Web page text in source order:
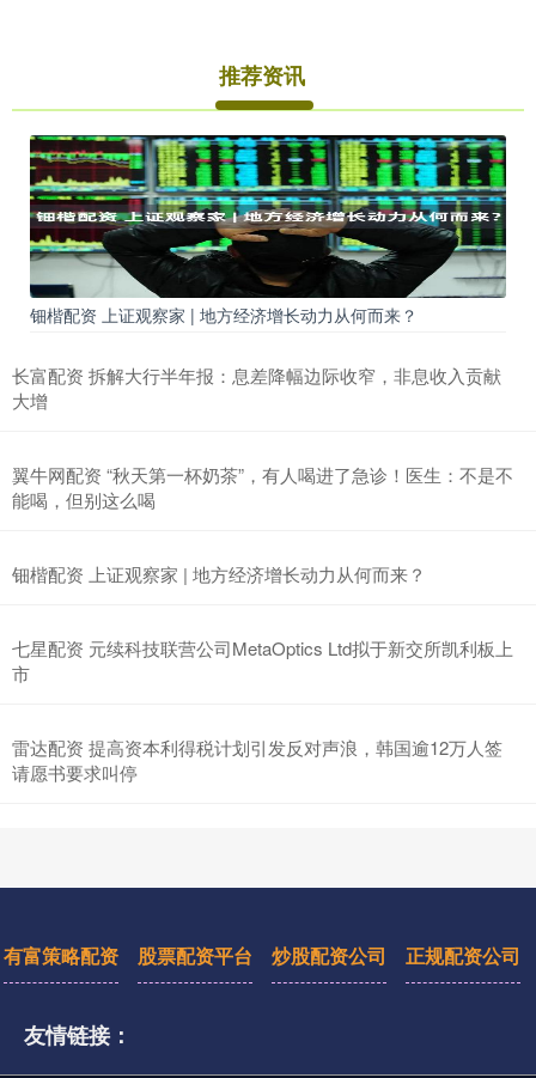
推荐资讯
钿楷配资 上证观察家 | 地方经济增长动力从何而来？
长富配资 拆解大行半年报：息差降幅边际收窄，非息收入贡献
大增
翼牛网配资 “秋天第一杯奶茶”，有人喝进了急诊！医生：不是不
能喝，但别这么喝
钿楷配资 上证观察家 | 地方经济增长动力从何而来？
七星配资 元续科技联营公司MetaOptics Ltd拟于新交所凯利板上
市
雷达配资 提高资本利得税计划引发反对声浪，韩国逾12万人签
请愿书要求叫停
有富策略配资 股票配资平台 炒股配资公司 正规配资公司
友情链接：